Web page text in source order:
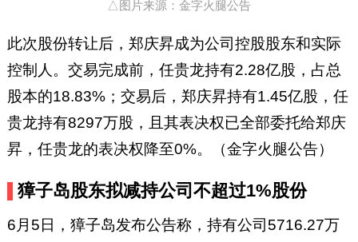
△图片来源：金字火腿公告
此次股份转让后，郑庆昇成为公司控股股东和实际
控制人。交易完成前，任贵龙持有2.28亿股，占总
股本的18.83%；交易后，郑庆昇持有1.45亿股，任
贵龙持有8297万股，且其表决权已全部委托给郑庆
昇，任贵龙的表决权降至0%。（金字火腿公告）
獐子岛股东拟减持公司不超过1%股份
6月5日，獐子岛发布公告称，持有公司5716.27万